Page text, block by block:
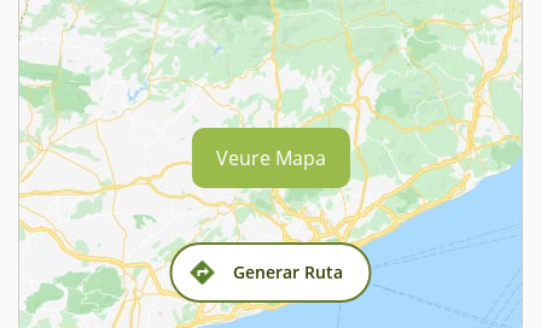
Generar Ruta
Veure Mapa